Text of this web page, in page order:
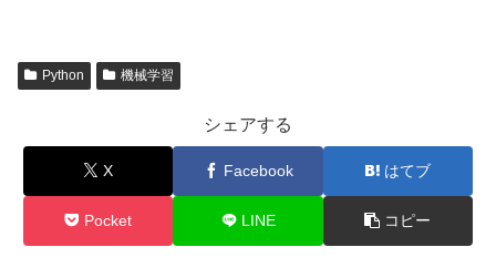
Python 機械学習
シェアする
X Facebook はてブ
Pocket LINE コピー